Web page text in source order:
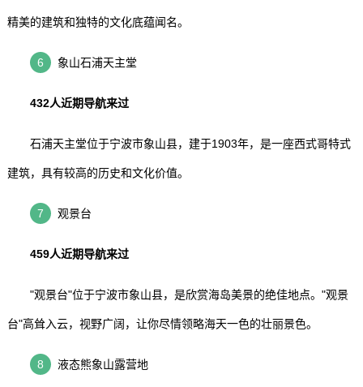
精美的建筑和独特的文化底蕴闻名。
6 象山石浦天主堂
432人近期导航来过
石浦天主堂位于宁波市象山县，建于1903年，是一座西式哥特式
建筑，具有较高的历史和文化价值。
7 观景台
459人近期导航来过
"观景台"位于宁波市象山县，是欣赏海岛美景的绝佳地点。"观景
台"高耸入云，视野广阔，让你尽情领略海天一色的壮丽景色。
8 液态熊象山露营地